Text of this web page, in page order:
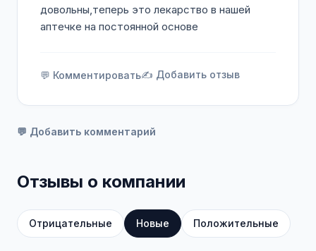
довольны,теперь это лекарство в нашей
аптечке на постоянной основе
💬 Комментировать✍️ Добавить отзыв
💬 Добавить комментарий
Отзывы о компании
Отрицательные Новые Положительные